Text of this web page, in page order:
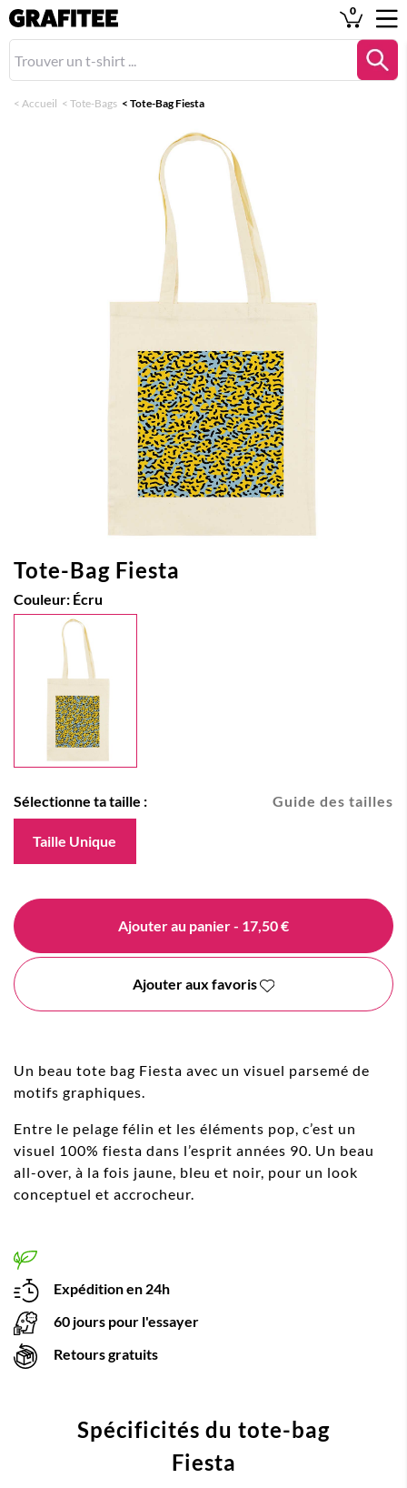
0
< Accueil < Tote-Bags < Tote-Bag Fiesta
Tote-Bag Fiesta
Couleur: Écru
Guide des tailles
Sélectionne ta taille :
Taille Unique
Ajouter au panier- 17,50 €
Ajouter aux favoris
Un beau tote bag Fiesta avec un visuel parsemé de
motifs graphiques.
Entre le pelage félin et les éléments pop, c’est un
visuel 100% fiesta dans l’esprit années 90. Un beau
all-over, à la fois jaune, bleu et noir, pour un look
conceptuel et accrocheur.
Expédition en 24h
60 jours pour l'essayer
Retours gratuits
Spécificités du tote-bag
Fiesta